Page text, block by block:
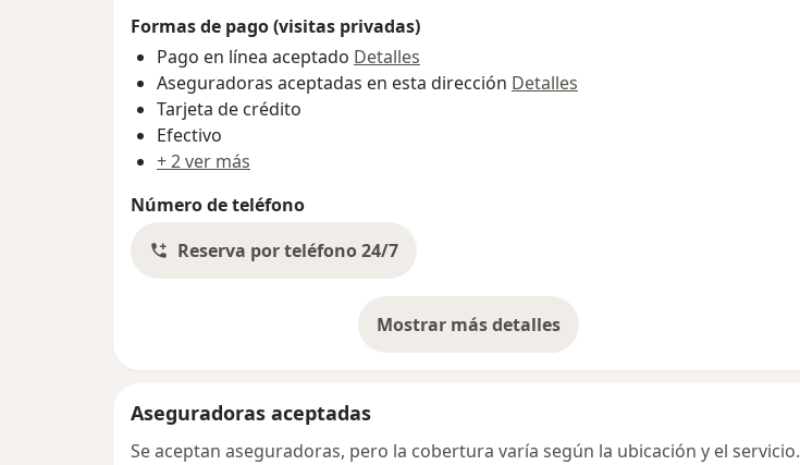
Formas de pago (visitas privadas)
Pago en línea aceptado Detalles
Aseguradoras aceptadas en esta dirección Detalles
Tarjeta de crédito
Efectivo
+ 2 ver más
Número de teléfono
Reserva por teléfono 24/7
Mostrar más detalles
sobre la dirección
Aseguradoras aceptadas
Se aceptan aseguradoras, pero la cobertura varía según la ubicación y el servicio.